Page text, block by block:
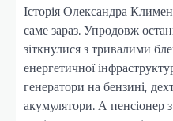
Історія Олександра
саме зараз. Упродовж
зіткнулися з тривалими
енергетичної
генератори на бензині,
акумулятори. А